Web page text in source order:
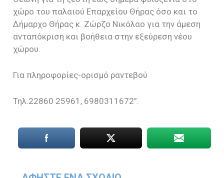
χώρο του παλαιού Επαρχείου Θήρας όσο και το
Δήμαρχο Θήρας κ. Ζώρζο Νικόλαο για την άμεση
ανταπόκριση και βοήθεια στην εξεύρεση νέου
χώρου.
Για πληροφορίες-ορισμό ραντεβού
Τηλ.22860 25961, 6980311672”.